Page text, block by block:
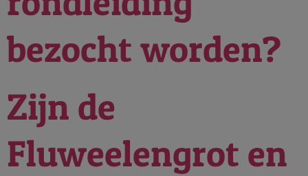
bezocht worden?
Zijn de
Fluweelengrot en